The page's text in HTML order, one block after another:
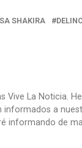
SHAKIRA
Vive La Noticia.
a
informando de